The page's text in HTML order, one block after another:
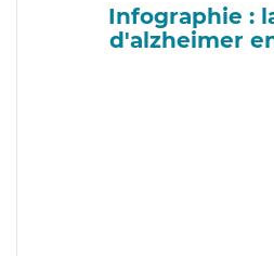
Infographie :
d'alzheimer